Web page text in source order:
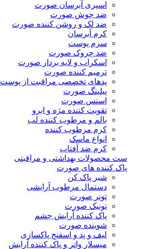
اسپری آبرسان صورت
ضد جوش صورت
ضد لک و روشن کننده صورت
کرم آبرسان
سرم پوست
ضد چروک صورت
اسکراب و لایه بردار صورت
ترمیم کننده صورت
پدهای تخصصی مراقبت از پوست
پیلینگ صورت
اسنس صورت
تقویت کننده مژه و ابرو
بالم و مرطوب کننده لب
کرم مرطوب کننده
انواع ماسک
کرم ضد آفتاب
ست محصولات بهداشتی و مراقبتی
پاک کننده های صورت
شیر پاک کن
دستمال مرطوب آرایشی
تونر صورت
تونیک صورت
پاک کننده آرایش چشم
شوینده صورت
لیف و پد و اسفنج پاکسازی
میسلار واتر و پاک کننده آرایش